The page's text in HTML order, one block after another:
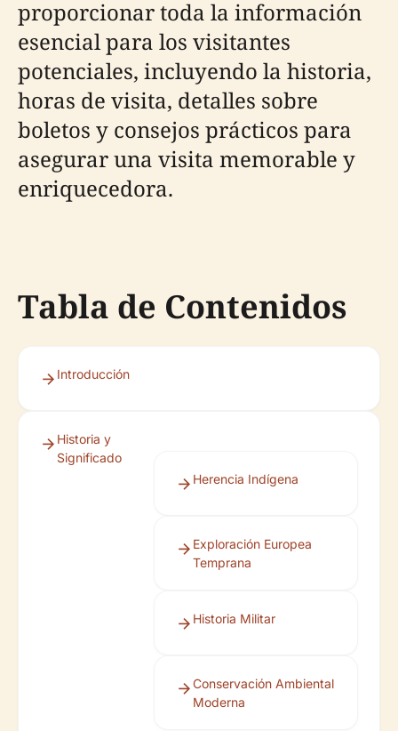
proporcionar toda la información
esencial para los visitantes
potenciales, incluyendo la historia,
horas de visita, detalles sobre
boletos y consejos prácticos para
asegurar una visita memorable y
enriquecedora.
Tabla de Contenidos
Introducción
Historia y
Significado
Herencia Indígena
Exploración Europea
Temprana
Historia Militar
Conservación Ambiental
Moderna